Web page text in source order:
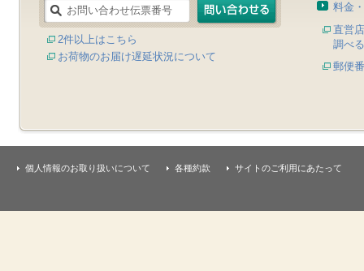
2件以上はこちら
お荷物のお届け遅延状況について
料金
直営
調べる
郵便
個人情報のお取り扱いについて 各種約款 サイトのご利用にあたって